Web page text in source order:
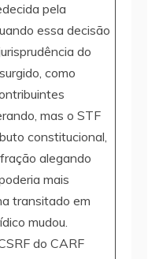
pela
essa decisão
do
como
mas o STF
constitucional,
alegando
mais
transitado em
mudou.
do CARF